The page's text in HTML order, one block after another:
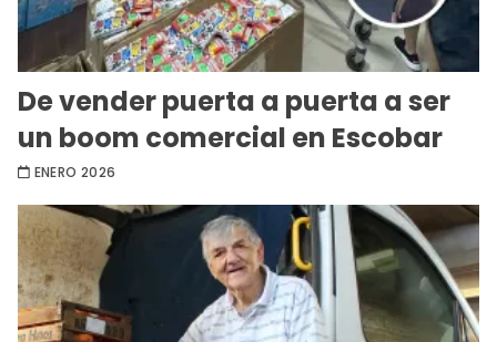
De vender puerta a puerta a ser
un boom comercial en Escobar
ENERO 2026